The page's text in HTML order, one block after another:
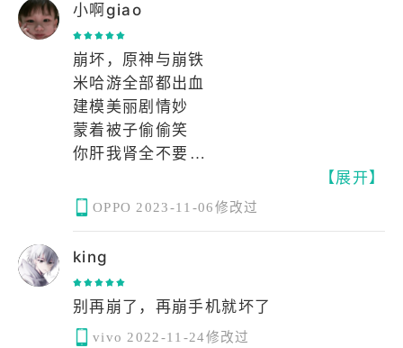
小啊giao
崩坏，原神与崩铁
米哈游全部都出血
建模美丽剧情妙
蒙着被子偷偷笑
你肝我肾全不要
【展开】
OPPO 2023-11-06修改过
king
别再崩了，再崩手机就坏了
vivo 2022-11-24修改过